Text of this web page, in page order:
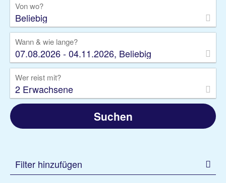
Von wo?
Beliebig
Wann & wie lange?
07.08.2026 - 04.11.2026, Beliebig
Wer reist mit?
2 Erwachsene
Suchen
Filter hinzufügen